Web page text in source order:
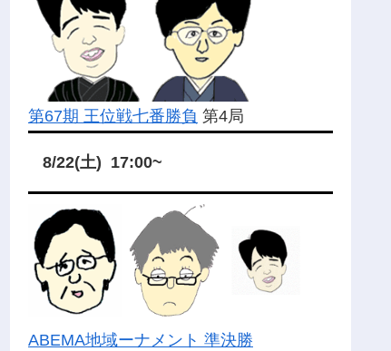
第67期 王位戦七番勝負 第4局
8/22(土) 17:00~
ABEMA地域ーナメント 準決勝